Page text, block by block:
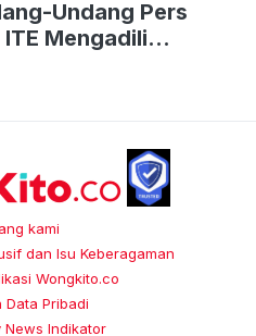
Undang Pers
Mengadili
kami
dan Isu Keberagaman
Wongkito.co
Data Pribadi
News Indikator